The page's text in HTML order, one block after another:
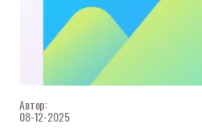
Автор:
08-12-2025